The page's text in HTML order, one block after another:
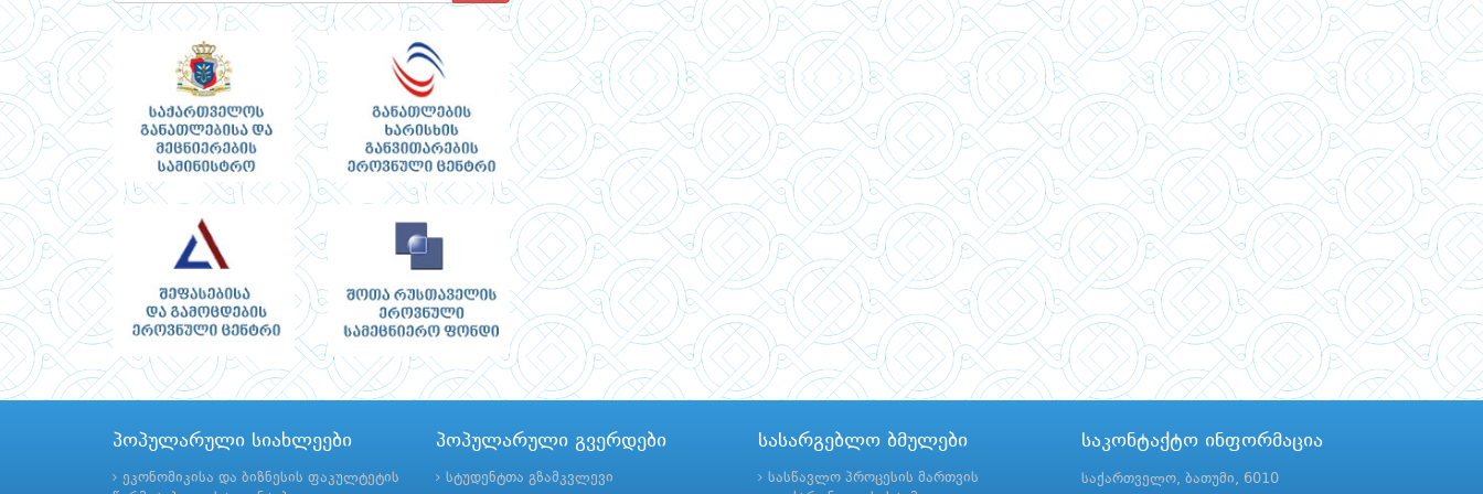
პოპულარული სიახლეები
ეკონომიკისა და ბიზნესის ფაკულტეტის
პოპულარული გვერდები
სტუდენტთა გზამკვლევი
სასარგებლო ბმულები
სასწავლო პროცესის მართვის
საკონტაქტო ინფორმაცია
საქართველო, ბათუმი, 6010